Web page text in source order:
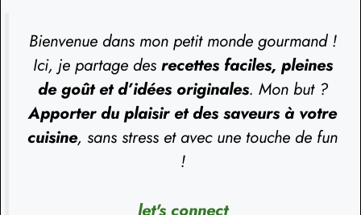
Bienvenue dans mon petit monde gourmand !
Ici, je partage des recettes faciles, pleines
de goût et d’idées originales. Mon but ?
Apporter du plaisir et des saveurs à votre
cuisine, sans stress et avec une touche de fun
!
let's connect